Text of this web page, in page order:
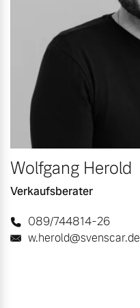
Wolfgang Herold
Verkaufsberater
089/744814-26
w.herold@svenscar.de